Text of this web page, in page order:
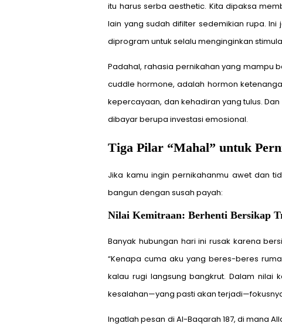
itu harus serba aesthetic. Kita dipaksa
lain yang sudah difilter sedemikian rupa.
diprogram untuk selalu menginginkan
Padahal, rahasia pernikahan yang mampu
cuddle hormone, adalah hormon
kepercayaan, dan kehadiran yang tulus.
dibayar berupa investasi emosional.
Tiga Pilar “Mahal” untuk
Jika kamu ingin pernikahanmu awet dan
bangun dengan susah payah:
Nilai Kemitraan: Berhenti Bersikap
Banyak hubungan hari ini rusak karena
“Kenapa cuma aku yang beres-beres
kalau rugi langsung bangkrut. Dalam nilai
kesalahan—yang pasti akan
Ingatlah pesan di Al-Baqarah 187, di mana